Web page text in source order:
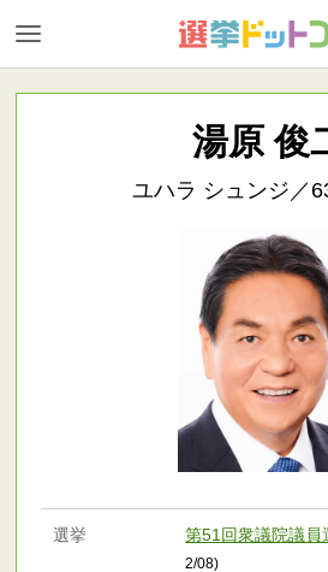
湯原 俊
ユハラ シュンジ／
選挙 第51回衆議院議
2/08)